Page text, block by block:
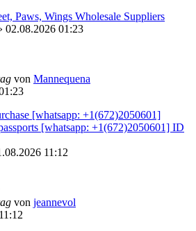
Paws, Wings Wholesale Suppliers
02.08.2026 01:23
von Mannequena
[whatsapp: +1(672)2050601]
[whatsapp: +1(672)2050601] ID
11:12
von jeannevol